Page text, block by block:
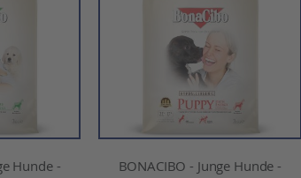
Hunde -
BONACIBO - Junge Hunde -